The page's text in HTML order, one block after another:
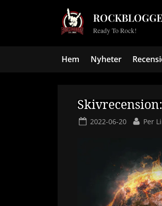
Ready To Rock!
Hem Nyheter
Posted
2022-06-20 By
Per